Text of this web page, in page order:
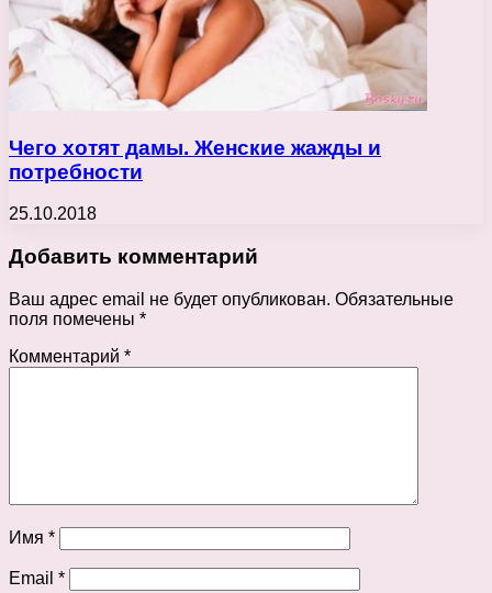
Чего хотят дамы. Женские жажды и
потребности
25.10.2018
Добавить комментарий
Ваш адрес email не будет опубликован. Обязательные
поля помечены *
Комментарий *
Имя *
Email *